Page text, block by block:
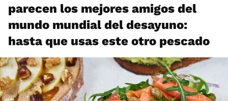
parecen los mejores amigos del
mundo mundial del desayuno:
hasta que usas este otro pescado